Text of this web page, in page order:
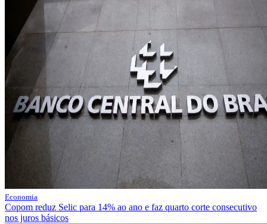
Economia
Copom reduz Selic para 14% ao ano e faz quarto corte consecutivo
nos juros básicos